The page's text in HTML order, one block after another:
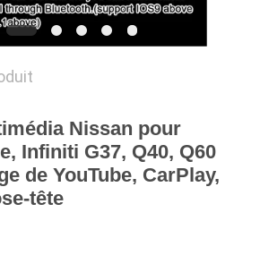
Nissan pour
Infiniti G37, Q40, Q60
de YouTube, CarPlay,
tête